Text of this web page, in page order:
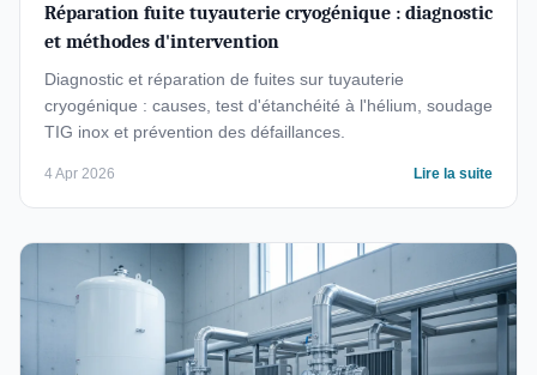
Réparation fuite tuyauterie cryogénique : diagnostic
et méthodes d'intervention
Diagnostic et réparation de fuites sur tuyauterie
cryogénique : causes, test d'étanchéité à l'hélium, soudage
TIG inox et prévention des défaillances.
4 Apr 2026 Lire la suite